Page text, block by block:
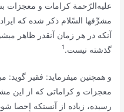
علیه‌الرّحمة‌ کرامات‌ و معجزات‌
مشرِّفها السّلام‌ ذکر شده‌ که‌
آنکه‌ در هر زمان‌ آنقدر ظاهر
گذشته‌ نیست‌.1
و همچنین‌ میفرماید: فقیر گوید:
معجزات‌ و کراماتی‌ که‌ از این‌
رسیده‌، زیاده‌ از آنستکه‌ إحصا